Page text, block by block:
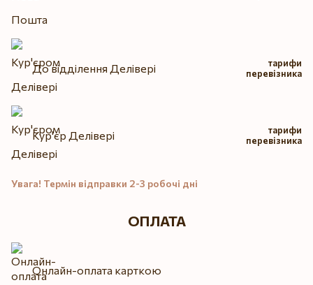
До відділення Делівері
тарифи
перевізника
Кур'єр Делівері
тарифи
перевізника
Увага! Термін відправки 2-3 робочі дні
ОПЛАТА
Онлайн-оплата карткою